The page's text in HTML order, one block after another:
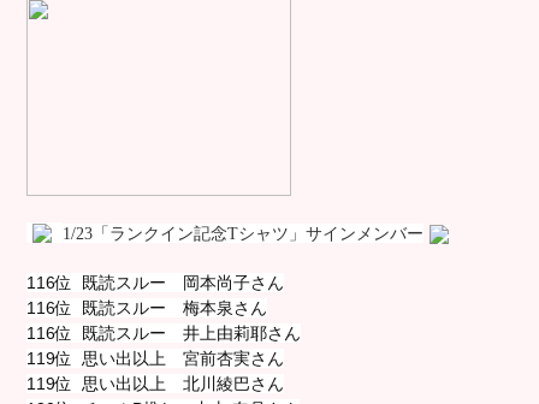
1/23 「ランクイン記念Tシャツ」サインメンバー
116位 既読スルー 岡本尚子さん
116位 既読スルー 梅本泉さん
116位 既読スルー 井上由莉耶さん
119位 思い出以上 宮前杏実さん
119位 思い出以上 北川綾巴さん